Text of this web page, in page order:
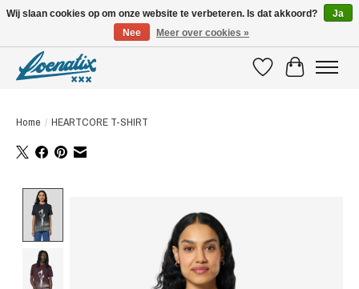
VerlanglijstWinkelwagen
Home / HEARTCORE T-SHIRT
Wij slaan cookies op om onze website te verbeteren. Is dat akkoord?
Ja
Nee
Meer over cookies »